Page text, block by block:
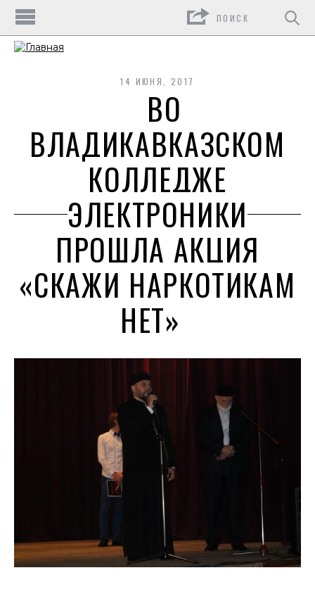
14 ИЮНЯ, 2017
ВО
ВЛАДИКАВКАЗСКОМ
КОЛЛЕДЖЕ
ЭЛЕКТРОНИКИ
ПРОШЛА АКЦИЯ
«СКАЖИ НАРКОТИКАМ
НЕТ»